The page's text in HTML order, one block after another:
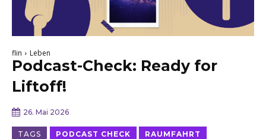
flin Leben
Podcast-Check: Ready for
Liftoff!
26. Mai 2026
TAGS PODCAST CHECK
RAUMFAHRT